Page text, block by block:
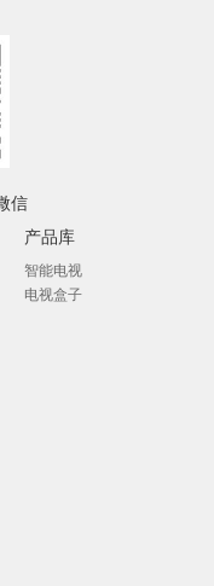
信
产品库
智能电视
电视盒子